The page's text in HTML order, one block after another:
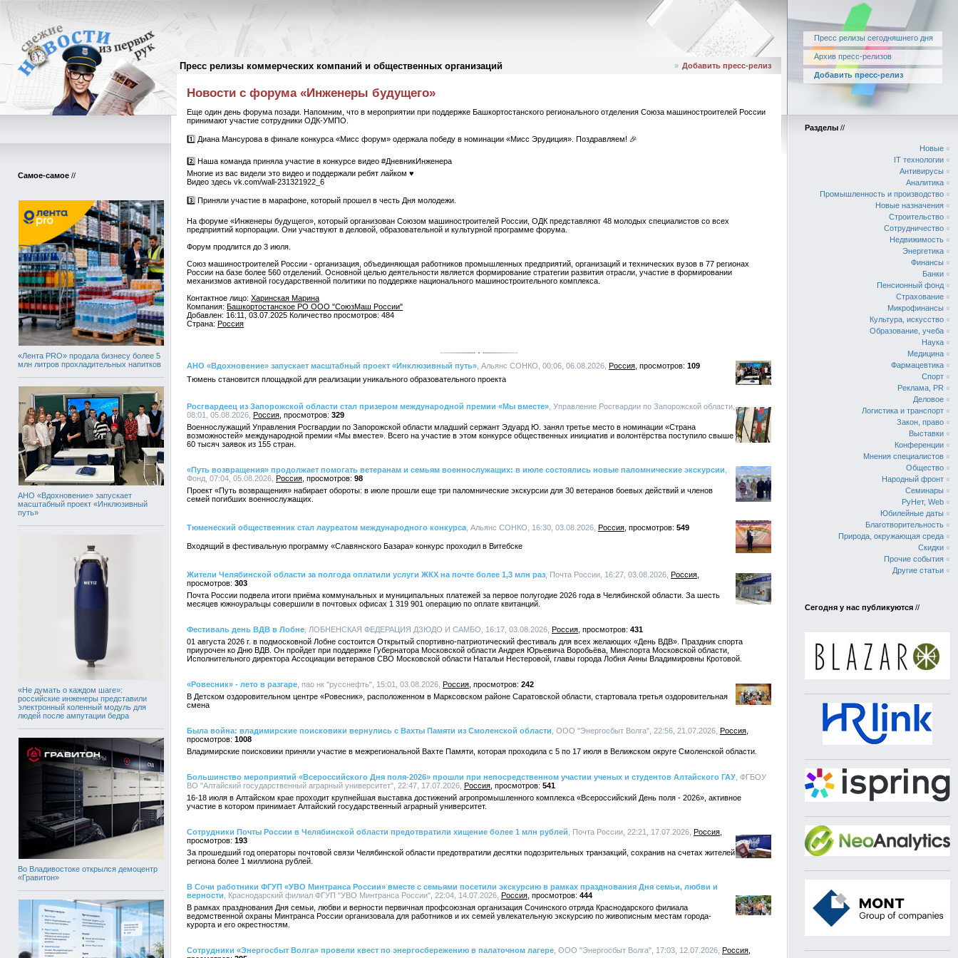
Пресс релизы коммерческих компаний и общественных организаций
Пресс релизы сегодняшнего дня
Архив пресс-релизов
Добавить пресс-релиз
Самое-самое //
«Лента PRO» продала бизнесу более 5
млн литров прохладительных напитков
АНО «Вдохновение» запускает
масштабный проект «Инклюзивный
путь»
«Не думать о каждом шаге»:
российские инженеры представили
электронный коленный модуль для
людей после ампутации бедра
Во Владивостоке открылся демоцентр
«Гравитон»
Пресс-релизы// » Добавить пресс-релиз
Новости с форума «Инженеры будущего»
Еще один день форума позади. Напомним, что в мероприятии при поддержке Башкортостанского регионального отделения Союза машиностроителей России
принимают участие сотрудники ОДК-УМПО.
1️⃣ Диана Мансурова в финале конкурса «Мисс форум» одержала победу в номинации «Мисс Эрудиция». Поздравляем! 🎉
2️⃣ Наша команда приняла участие в конкурсе видео #ДневникИнженера
Многие из вас видели это видео и поддержали ребят лайком ♥️
Видео здесь vk.com/wall-231321922_6
3️⃣ Приняли участие в марафоне, который прошел в честь Дня молодежи.
На форуме «Инженеры будущего», который организован Союзом машиностроителей России, ОДК представляют 48 молодых специалистов со всех
предприятий корпорации. Они участвуют в деловой, образовательной и культурной программе форума.
Форум продлится до 3 июля.
Союз машиностроителей России - организация, объединяющая работников промышленных предприятий, организаций и технических вузов в 77 регионах
России на базе более 560 отделений. Основной целью деятельности является формирование стратегии развития отрасли, участие в формировании
механизмов активной государственной политики по поддержке национального машиностроительного комплекса.
Контактное лицо: Харинская Марина
Компания: Башкортостанское РО ООО "СоюзМаш России"
Добавлен: 16:11, 03.07.2025 Количество просмотров: 484
Страна: Россия
АНО «Вдохновение» запускает масштабный проект «Инклюзивный путь» , Альянс СОНКО, 00:06, 06.08.2026, Россия
109
Тюмень становится площадкой для реализации уникального образовательного проекта
Росгвардеец из Запорожской области стал призером международной премии «Мы вместе» , Управление Росгвардии по Запорожской области,
08:01, 05.08.2026, Россия
329
Военнослужащий Управления Росгвардии по Запорожской области младший сержант Эдуард Ю. занял третье место в номинации «Страна
возможностей» международной премии «Мы вместе». Всего на участие в этом конкурсе общественных инициатив и волонтёрства поступило свыше
60 тысяч заявок из 155 стран.
«Путь возвращения» продолжает помогать ветеранам и семьям военнослужащих: в июле состоялись новые паломнические экскурсии
Фонд, 07:04, 05.08.2026, Россия
98
Проект «Путь возвращения» набирает обороты: в июле прошли еще три паломнические экскурсии для 30 ветеранов боевых действий и членов
семей погибших военнослужащих.
Тюменеский общественник стал лауреатом международного конкурса , Альянс СОНКО, 16:30, 03.08.2026, Россия 549
Входящий в фестивальную программу «Славянского Базара» конкурс проходил в Витебске
Жители Челябинской области за полгода оплатили услуги ЖКХ на почте более 1,3 млн раз , Почта России, 16:27, 03.08.2026, Россия
303
Почта России подвела итоги приёма коммунальных и муниципальных платежей за первое полугодие 2026 года в Челябинской области. За шесть
месяцев южноуральцы совершили в почтовых офисах 1 319 901 операцию по оплате квитанций.
Фестиваль день ВДВ в Лобне , ЛОБНЕНСКАЯ ФЕДЕРАЦИЯ ДЗЮДО И САМБО, 16:17, 03.08.2026, Россия
431
01 августа 2026 г. в подмосковной Лобне состоится Открытый спортивно-патриотический фестиваль для всех желающих «День ВДВ». Праздник спорта
приурочен ко Дню ВДВ. Он пройдет при поддержке Губернатора Московской области Андрея Юрьевича Воробьёва, Минспорта Московской области,
Исполнительного директора Ассоциации ветеранов СВО Московской области Натальи Нестеровой, главы города Лобня Анны Владимировны Кротовой.
«Ровесник» - лето в разгаре , пао нк "русснефть", 15:01, 03.08.2026, Россия
242
В Детском оздоровительном центре «Ровесник», расположенном в Марксовском районе Саратовской области, стартовала третья оздоровительная
смена
Была война: владимирские поисковики вернулись с Вахты Памяти из Смоленской области , ООО "Энергосбыт Волга", 22:56, 21.07.2026, Россия
1008
Владимирские поисковики приняли участие в межрегиональной Вахте Памяти, которая проходила с 5 по 17 июля в Велижском округе Смоленской области.
Большинство мероприятий «Всероссийского Дня поля-2026» прошли при непосредственном участии ученых и студентов Алтайского ГАУ , ФГБОУ
ВО "Алтайский государственный аграрный университет", 22:47, 17.07.2026, Россия
541
16-18 июля в Алтайском крае проходит крупнейшая выставка достижений агропромышленного комплекса «Всероссийский День поля - 2026», активное
участие в котором принимает Алтайский государственный аграрный университет.
Сотрудники Почты России в Челябинской области предотвратили хищение более 1 млн рублей , Почта России, 22:21, 17.07.2026, Россия
193
За прошедший год операторы почтовой связи Челябинской области предотвратили десятки подозрительных транзакций, сохранив на счетах жителей
региона более 1 миллиона рублей.
В Сочи работники ФГУП «УВО Минтранса России» вместе с семьями посетили экскурсию в рамках празднования Дня семьи, любви и
верности , Краснодарский филиал ФГУП "УВО Минтранса России", 22:04, 14.07.2026, Россия
444
В рамках празднования Дня семьи, любви и верности первичная профсоюзная организация Сочинского отряда Краснодарского филиала
ведомственной охраны Минтранса России организовала для работников и их семей увлекательную экскурсию по живописным местам города-
курорта и его окрестностям.
Сотрудники «Энергосбыт Волга» провели квест по энергосбережению в палаточном лагере , ООО "Энергосбыт Волга", 17:03, 12.07.2026, Россия
Разделы //
Новые «
IT технологии «
Антивирусы «
Аналитика «
Промышленность и производство «
Новые назначения «
Строительство «
Сотрудничество «
Недвижимость «
Энергетика «
Финансы «
Банки «
Пенсионный фонд «
Страхование «
Микрофинансы «
Культура, искусство «
Образование, учеба «
Наука «
Медицина «
Фармацевтика «
Спорт «
Реклама, PR «
Деловое «
Логистика и транспорт «
Закон, право «
Выставки «
Конференции «
Мнения специалистов «
Общество «
Народный фронт «
Семинары «
РуНет, Web «
Юбилейные даты «
Благотворительность «
Природа, окружающая среда «
Скидки «
Прочие события «
Другие статьи «
Сегодня у нас публикуются //